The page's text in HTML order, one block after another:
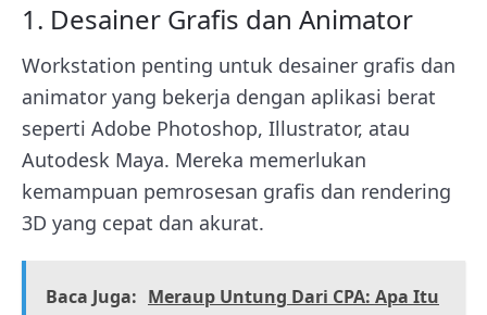
1. Desainer Grafis dan Animator
Workstation penting untuk desainer grafis dan
animator yang bekerja dengan aplikasi berat
seperti Adobe Photoshop, Illustrator, atau
Autodesk Maya. Mereka memerlukan
kemampuan pemrosesan grafis dan rendering
3D yang cepat dan akurat.
Baca Juga: Meraup Untung Dari CPA: Apa Itu